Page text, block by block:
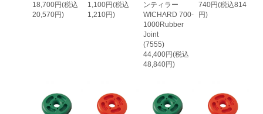
18,700円(税込
20,570円)
1,100円(税込
1,210円)
ンティラー
WICHARD 700-
1000Rubber
Joint
(7555)
44,400円(税込
48,840円)
740円(税込814
円)